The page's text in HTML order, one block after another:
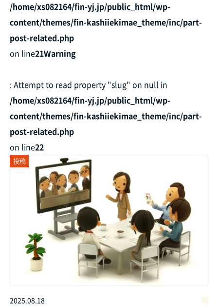
/home/xs082164/fin-yj.jp/public_html/wp-
content/themes/fin-kashiiekimae_theme/inc/part-
post-related.php
on line21Warning
: Attempt to read property "slug" on null in
/home/xs082164/fin-yj.jp/public_html/wp-
content/themes/fin-kashiiekimae_theme/inc/part-
post-related.php
on line22
投稿
2025.08.18